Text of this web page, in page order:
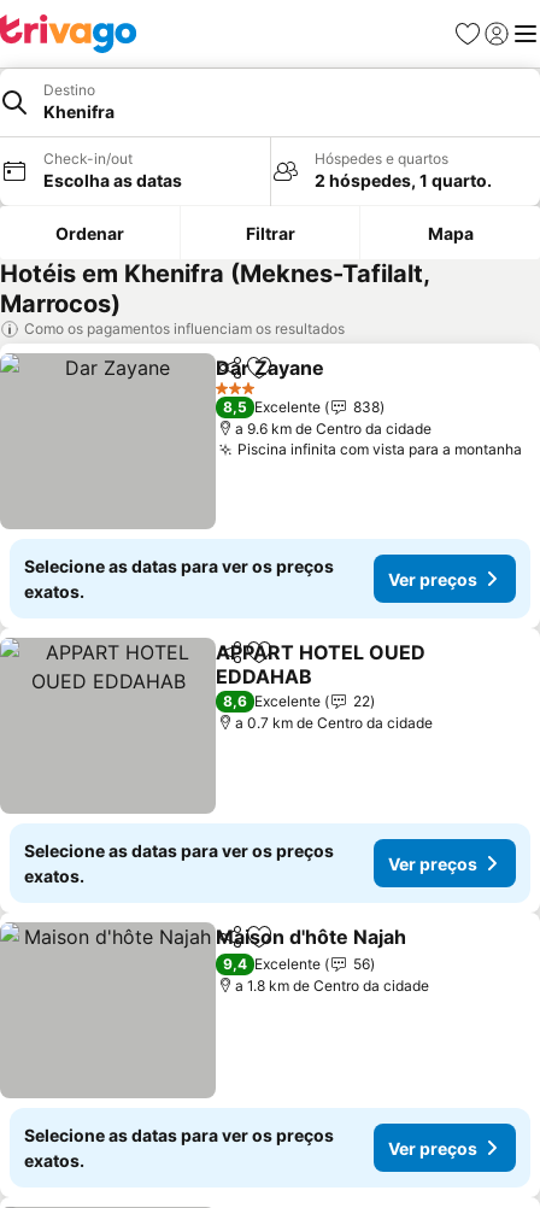
Favoritos
Iniciar
Destino
Khenifra
Check-in/out
Escolha as datas
Hóspedes e quartos
2 hóspedes, 1 quarto.
Ordenar Filtrar Mapa
Hotéis em Khenifra (Meknes-Tafilalt,
Marrocos)
Como os pagamentos influenciam os resultados
PartilharAdicionar aos favoritos
Dar Zayane
3 Estrelas
8,5 Excelente
838
a 9.6 km de Centro da cidade
Piscina infinita com vista para a montanha
Selecione as datas para ver os preços
exatos.
Ver preços
PartilharAdicionar aos favoritos
APPART HOTEL OUED
EDDAHAB
8,6 Excelente
22
a 0.7 km de Centro da cidade
Selecione as datas para ver os preços
exatos.
Ver preços
PartilharAdicionar aos favoritos
Maison d'hôte Najah
9,4 Excelente
56
a 1.8 km de Centro da cidade
Selecione as datas para ver os preços
exatos.
Ver preços